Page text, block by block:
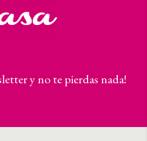
y no te pierdas nada!